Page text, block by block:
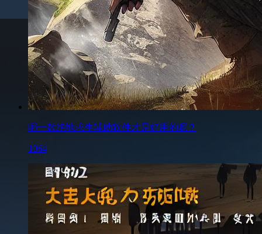
哪一款绝地求生辅助软件才是好用的呢？
1064